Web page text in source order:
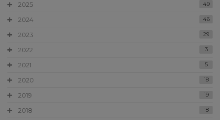
2025 49
2024 46
2023 29
2022 3
2021 5
2020 18
2019 19
2018 18